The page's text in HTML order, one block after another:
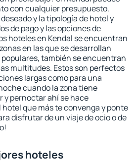
con cualquier presupuesto.
y la tipología de hotel y
de pago y las opciones de
hoteles en Kendal se encuentran
en las que se desarrollan
también se encuentran
multitudes. Estos son perfectos
largas como para una
cuando la zona tiene
y pernoctar ahí se hace
hotel que más te convenga y ponte
disfrutar de un viaje de ocio o de
hoteles